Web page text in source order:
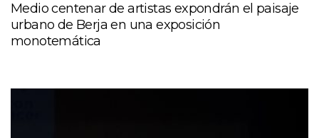
Medio centenar de artistas expondrán el paisaje
urbano de Berja en una exposición
monotemática